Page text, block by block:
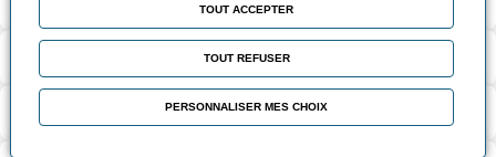
Modalités d’évaluation
TOUT ACCEPTER
TOUT REFUSER
PERSONNALISER MES CHOIX